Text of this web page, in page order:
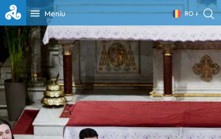
Meniu RO